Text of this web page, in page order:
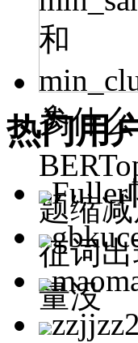
和
参
为什么
题缩
征词
量没
热门用
Fuller